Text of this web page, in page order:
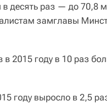
десять раз — до 70,8
замглавы
2015 году в 10 раз
году выросло в 2,5